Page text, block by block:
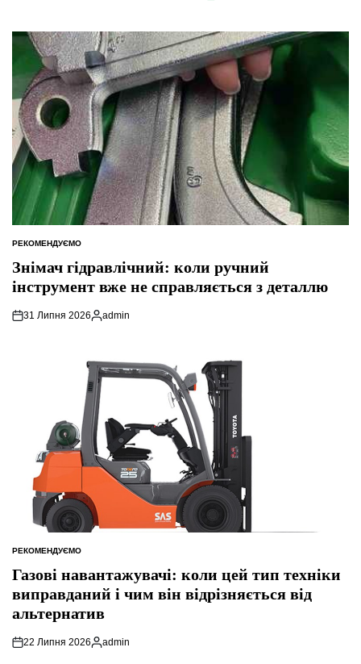
ОПУБЛІКУВАТИ
РЕКОМЕНДУЄМО
Знімач гідравлічний: коли ручний
інструмент вже не справляється з деталлю
31 Липня 2026
Опубліковано
admin
ОПУБЛІКУВАТИ
РЕКОМЕНДУЄМО
Газові навантажувачі: коли цей тип техніки
виправданий і чим він відрізняється від
альтернатив
22 Липня 2026
Опубліковано
admin